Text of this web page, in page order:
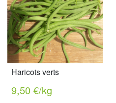
Haricots verts
9,50 €/kg